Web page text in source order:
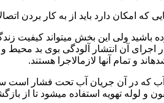
که امکان دارد باید از به کار بردن
ولی این بخش میتواند کیفیت
در اجرای آن انتشار آلودگی بوی بد
و تمام آنها لازمالاجرا هستند.
که در آن جریان آب تحت فشار است
و لوله تهویه استفاده میشود تا از